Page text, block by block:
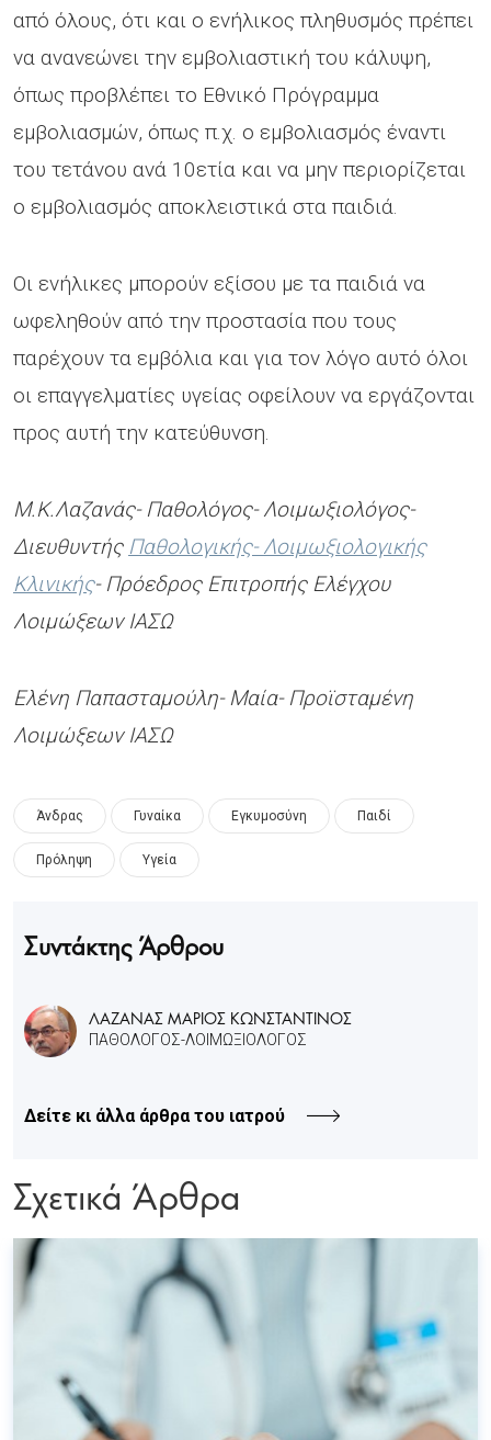
από όλους, ότι και ο ενήλικος πληθυσμός πρέπει
να ανανεώνει την εμβολιαστική του κάλυψη,
όπως προβλέπει το Εθνικό Πρόγραμμα
εμβολιασμών, όπως π.χ. ο εμβολιασμός έναντι
του τετάνου ανά 10ετία και να μην περιορίζεται
ο εμβολιασμός αποκλειστικά στα παιδιά.
Οι ενήλικες μπορούν εξίσου με τα παιδιά να
ωφεληθούν από την προστασία που τους
παρέχουν τα εμβόλια και για τον λόγο αυτό όλοι
οι επαγγελματίες υγείας οφείλουν να εργάζονται
προς αυτή την κατεύθυνση.
Μ.Κ.Λαζανάς- Παθολόγος- Λοιμωξιολόγος-
Διευθυντής Παθολογικής- Λοιμωξιολογικής
Κλινικής- Πρόεδρος Επιτροπής Ελέγχου
Λοιμώξεων ΙΑΣΩ
Ελένη Παπασταμούλη- Μαία- Προϊσταμένη
Λοιμώξεων ΙΑΣΩ
Άνδρας Γυναίκα Εγκυμοσύνη Παιδί
Πρόληψη Υγεία
Συντάκτης Άρθρου
ΛΑΖΑΝΑΣ ΜΑΡΙΟΣ ΚΩΝΣΤΑΝΤΙΝΟΣ
ΠΑΘΟΛΟΓΟΣ-ΛΟΙΜΩΞΙΟΛΟΓΟΣ
Δείτε κι άλλα άρθρα του ιατρού
Σχετικά Άρθρα